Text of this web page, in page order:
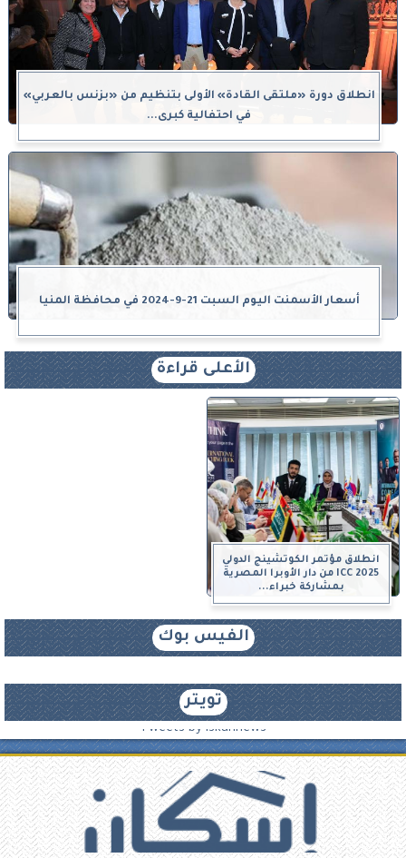
انطلاق دورة «ملتقى القادة» الأولى بتنظيم من «بزنس بالعربي»
في احتفالية كبرى...
أسعار الأسمنت اليوم السبت 21-9-2024 في محافظة المنيا
الأعلى قراءة
انطلاق مؤتمر الكوتشينج الدولي
ICC 2025 من دار الأوبرا المصرية
بمشاركة خبراء...
الفيس بوك
تويتر
Tweets by iskannews